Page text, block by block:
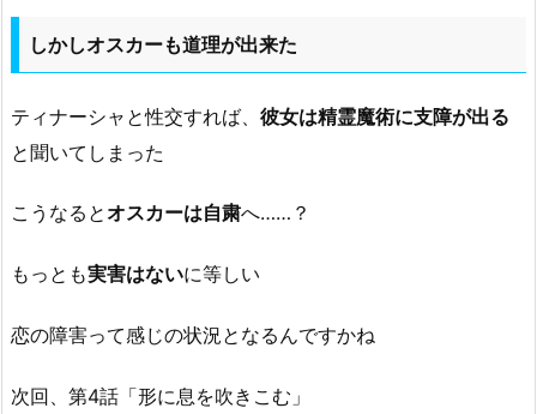
しかしオスカーも道理が出来た
ティナーシャと性交すれば、 彼女は精霊魔術に支障が出る
と聞いてしまった
こうなると オスカーは自粛へ……？
もっとも実害はないに等しい
恋の障害って感じの状況となるんですかね
次回、第4話「形に息を吹きこむ」